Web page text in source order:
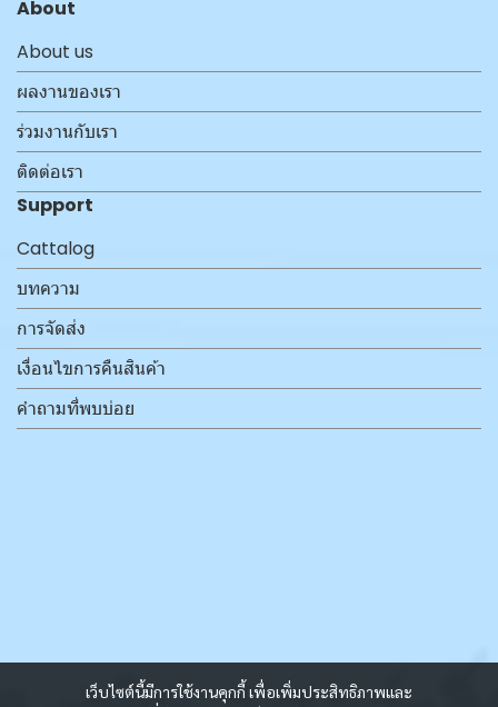
เว็บไซต์นี้มีการใช้งานคุกกี้ เพื่อเพิ่มประสิทธิภาพและ
About
About us
ผลงานของเรา
ร่วมงานกับเรา
ติดต่อเรา
Support
Cattalog
บทความ
การจัดส่ง
เงื่อนไขการคืนสินค้า
คำถามที่พบบ่อย